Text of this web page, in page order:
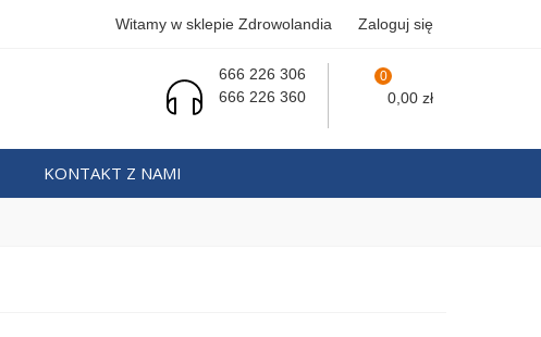
Witamy w sklepie Zdrowolandia Zaloguj się
666 226 306
666 226 360
0
0,00 zł
KONTAKT Z NAMI